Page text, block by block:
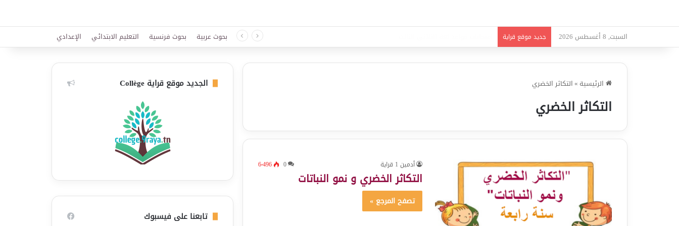
السبت, 8 أغسطس 2026 جديد موقع قراية بحوث عربية بحوث فرنسية التعليم الابتدائي الإعدادي
الرئيسية »التكاثر الخضري
التكاثر الخضري
أدمين 1 قراية 0 6٬496
التكاثر الخضري و نمو النباتات
تصفح المرجع »
الجديد موقع قراية Collège
تابعنا على فيسبوك